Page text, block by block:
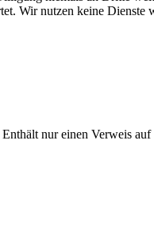
Wir nutzen keine
nur einen Verweis